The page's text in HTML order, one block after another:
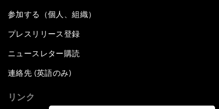
参加する（個人、組織）
プレスリリース登録
ニュースレター購読
連絡先 (英語のみ)
リンク